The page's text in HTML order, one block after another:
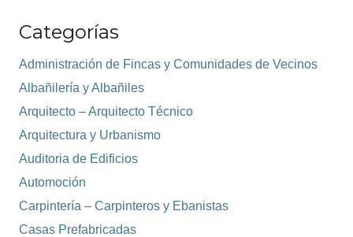
Categorías
Administración de Fincas y Comunidades de Vecinos
Albañilería y Albañiles
Arquitecto – Arquitecto Técnico
Arquitectura y Urbanismo
Auditoria de Edificios
Automoción
Carpintería – Carpinteros y Ebanistas
Casas Prefabricadas